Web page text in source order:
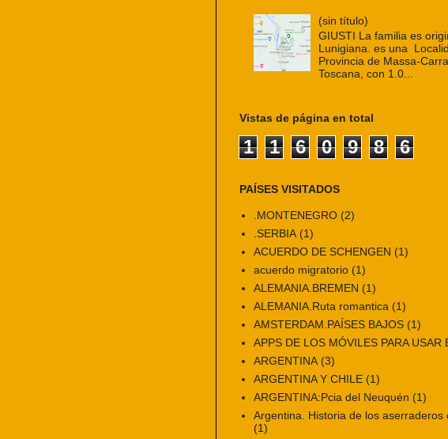
(sin título)
GIUSTI La familia es
Lunigiana. es una
Provincia de Massa-
Toscana, con 1.0...
Vistas de página en total
1 1 6 0 9 8 6
PAÍSES VISITADOS
.MONTENEGRO (2)
.SERBIA (1)
ACUERDO DE SCHENGEN (1)
acuerdo migratorio (1)
ALEMANIA.BREMEN (1)
ALEMANIA.Ruta romantica (1)
AMSTERDAM.PAÍSES BAJOS (1)
APPS DE LOS MÓVILES PARA USAR
ARGENTINA (3)
ARGENTINA Y CHILE (1)
ARGENTINA:Pcia del Neuquén (1)
Argentina. Historia de los aserraderos
(1)